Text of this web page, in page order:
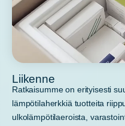
Liikenne
Ratkaisumme on erityisesti
lämpötilaherkkiä tuotteita
ulkolämpötilaeroista,